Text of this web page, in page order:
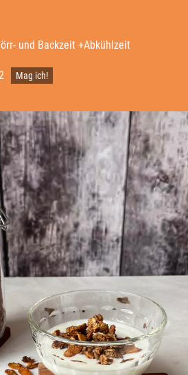
und Backzeit +Abkühlzeit
2 Mag ich!